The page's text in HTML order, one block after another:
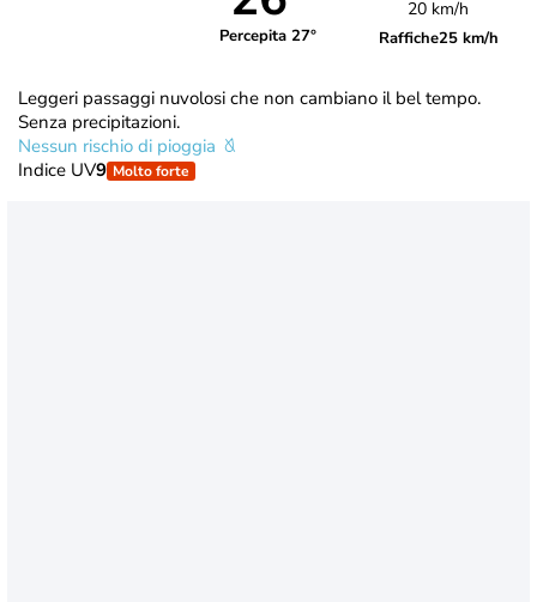
Percepita 27°
20 km/h
Raffiche25 km/h
Leggeri passaggi nuvolosi che non cambiano il bel tempo.
Senza precipitazioni.
Nessun rischio di pioggia
Indice UV9 Molto forte